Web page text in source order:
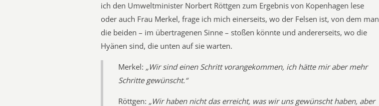
ich den Umweltminister Norbert Röttgen zum Ergebnis von Kopenhagen lese
oder auch Frau Merkel, frage ich mich einerseits, wo der Felsen ist, von dem man
die beiden – im übertragenen Sinne – stoßen könnte und andererseits, wo die
Hyänen sind, die unten auf sie warten.
Merkel: „Wir sind einen Schritt vorangekommen, ich hätte mir aber mehr
Schritte gewünscht.“
Röttgen: „Wir haben nicht das erreicht, was wir uns gewünscht haben, aber